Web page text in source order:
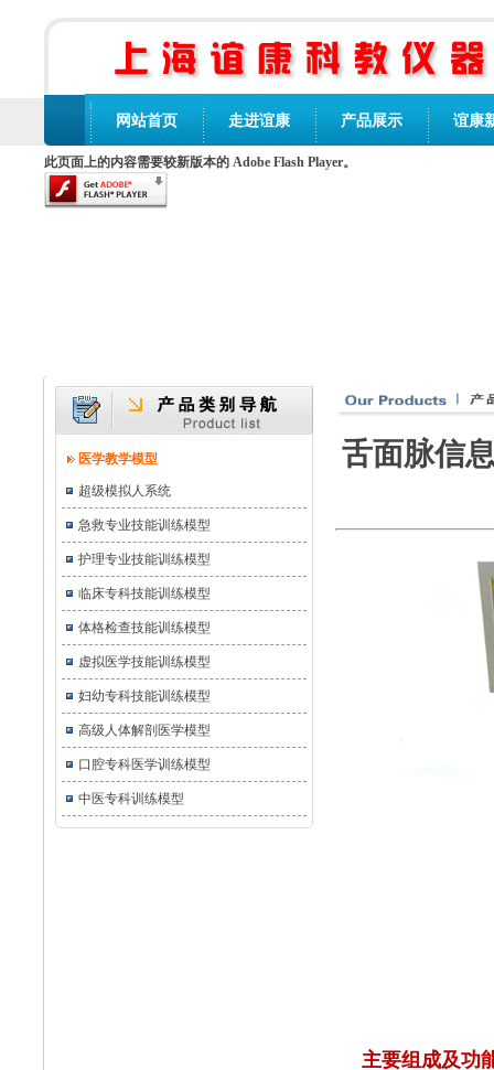
网站首页 走进谊康 产品展示 谊康
此页面上的内容需要较新版本的 Adobe Flash Player。
医学教学模型
超级模拟人系统
急救专业技能训练模型
护理专业技能训练模型
临床专科技能训练模型
体格检查技能训练模型
虚拟医学技能训练模型
妇幼专科技能训练模型
高级人体解剖医学模型
口腔专科医学训练模型
中医专科训练模型
舌面脉信
主要组成及功